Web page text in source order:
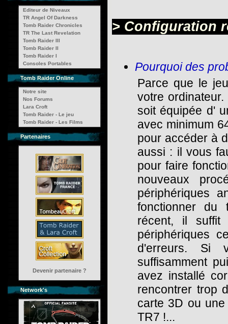
Editeur de Niveaux
TR Angel Of Darkness
Tomb Raider Chronicles
TR The Last Revelation
Tomb Raider III
Tomb Raider II
Tomb Raider I
Consoles Portables
Tomb Raider Online
Notre site
Nos Forums
Lara Croft
Tomb Raider - Le jeu
Tomb Raider - Les Films
Partenaires
Devenir partenaire ?
Network's
> Configuration
Pourquoi des
Parce que le
votre
soit équipée d'
avec minimum
pour accéder à
aussi : il vous
pour faire
nouveaux
périphériques
fonctionner du
récent, il suffit
périphériques
d'erreurs. Si
suffisamment
avez installé
rencontrer trop
carte 3D ou
TR7 !...